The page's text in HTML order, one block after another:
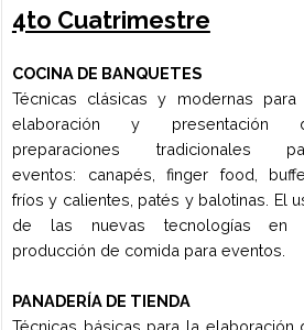
diferentes técnicas y
prima; pato, salmón, otros
mar, pescados de río, carnes de
Características de las
tecnologías para aplicar las
tendencias culinarias: vacío,
térmicos, hornos
ahumadores, estabilizantes, geles,